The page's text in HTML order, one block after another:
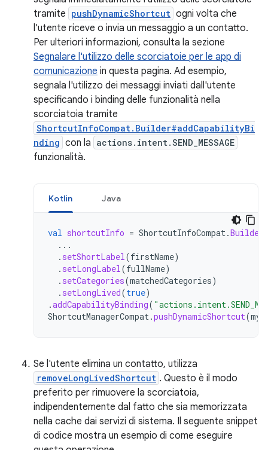
tramite pushDynamicShortcut ogni volta che
l'utente riceve o invia un messaggio a un contatto.
Per ulteriori informazioni, consulta la sezione
Segnalare l'utilizzo delle scorciatoie per le app di
comunicazione in questa pagina. Ad esempio,
segnala l'utilizzo dei messaggi inviati dall'utente
specificando i binding delle funzionalità nella
scorciatoia tramite
ShortcutInfoCompat.Builder#addCapabilityBi
nding con la actions.intent.SEND_MESSAGE
funzionalità.
Kotlin Java
val shortcutInfo = ShortcutInfoCompat.Builder
...
. setShortLabel(firstName)
. setLongLabel(fullName)
. setCategories(matchedCategories)
. setLongLived(true)
.addCapabilityBinding(
ShortcutManagerCompat.pushDynamicShortcut(
Se l'utente elimina un contatto, utilizza
removeLongLivedShortcut . Questo è il modo
preferito per rimuovere la scorciatoia,
indipendentemente dal fatto che sia memorizzata
nella cache dai servizi di sistema. Il seguente snippet
di codice mostra un esempio di come eseguire